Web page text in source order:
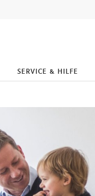
service & hilfe